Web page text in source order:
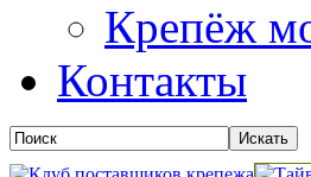
Крепёж
Контакты